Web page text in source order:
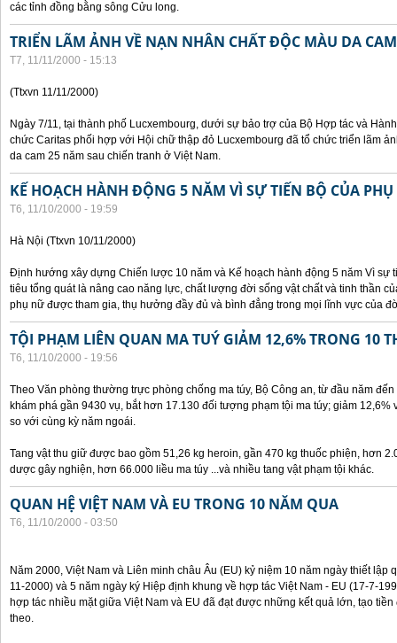
các tỉnh đồng bằng sông Cửu long.
TRIỂN LÃM ẢNH VỀ NẠN NHÂN CHẤT ĐỘC MÀU DA CAM
T7, 11/11/2000 - 15:13
(Ttxvn 11/11/2000)
Ngày 7/11, tại thành phố Lucxembourg, dưới sự bảo trợ của Bộ Hợp tác và
chức Caritas phối hợp với Hội chữ thập đỏ Lucxembourg đã tổ chức triển lãm
da cam 25 năm sau chiến tranh ở Việt Nam.
KẾ HOẠCH HÀNH ĐỘNG 5 NĂM VÌ SỰ TIẾN BỘ CỦA
T6, 11/10/2000 - 19:59
Hà Nội (Ttxvn 10/11/2000)
Định hướng xây dựng Chiến lược 10 năm và Kế hoạch hành động 5 năm Vì sự
tiêu tổng quát là nâng cao năng lực, chất lượng đời sống vật chất và tinh thần
phụ nữ được tham gia, thụ hưởng đầy đủ và bình đẳng trong mọi lĩnh vực của
TỘI PHẠM LIÊN QUAN MA TUÝ GIẢM 12,6% TRONG 10
T6, 11/10/2000 - 19:56
Theo Văn phòng thường trực phòng chống ma túy, Bộ Công an, từ đầu năm
khám phá gần 9430 vụ, bắt hơn 17.130 đối tượng phạm tội ma túy; giảm 12,6%
so với cùng kỳ năm ngoái.
Tang vật thu giữ được bao gồm 51,26 kg heroin, gần 470 kg thuốc phiện, hơn
dược gây nghiện, hơn 66.000 liều ma túy ...và nhiều tang vật phạm tội khác.
QUAN HỆ VIỆT NAM VÀ EU TRONG 10 NĂM QUA
T6, 11/10/2000 - 03:50
Năm 2000, Việt Nam và Liên minh châu Âu (EU) kỷ niệm 10 năm ngày thiết lập
11-2000) và 5 năm ngày ký Hiệp định khung về hợp tác Việt Nam - EU (17-7-
hợp tác nhiều mặt giữa Việt Nam và EU đã đạt được những kết quả lớn, tạo
theo.